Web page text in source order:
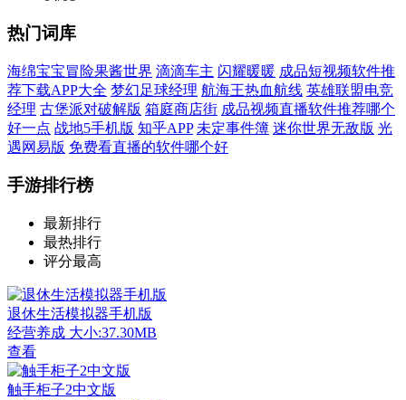
热门词库
海绵宝宝冒险果酱世界 滴滴车主 闪耀暖暖 成品短视频软件推
荐下载APP大全 梦幻足球经理 航海王热血航线 英雄联盟电竞
经理 古堡派对破解版 箱庭商店街 成品视频直播软件推荐哪个
好一点 战地5手机版 知乎APP 未定事件簿 迷你世界无敌版 光
遇网易版 免费看直播的软件哪个好
手游排行榜
最新排行
最热排行
评分最高
退休生活模拟器手机版
经营养成 大小:37.30MB
查看
触手柜子2中文版